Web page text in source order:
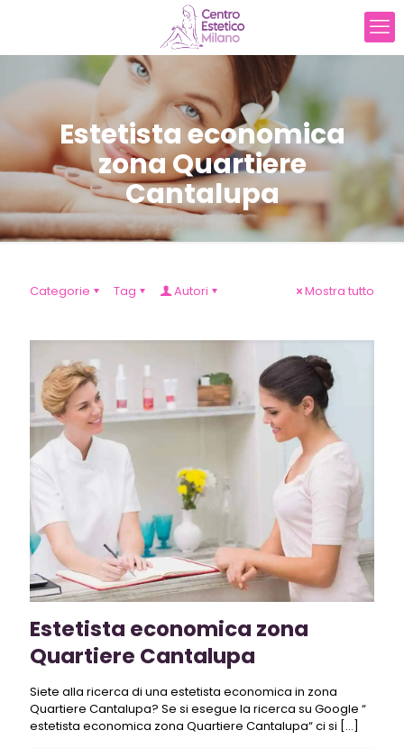
Estetista economica
zona Quartiere
Cantalupa
Categorie Tag Autori Mostra tutto
Estetista economica zona
Quartiere Cantalupa
Siete alla ricerca di una estetista economica in zona
Quartiere Cantalupa? Se si esegue la ricerca su Google “
estetista economica zona Quartiere Cantalupa“ ci si […]